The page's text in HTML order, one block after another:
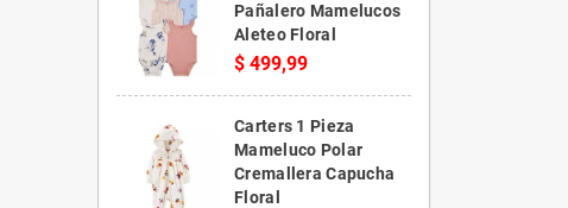
Pañalero Mamelucos
Aleteo Floral
$ 499,99
Carters 1 Pieza
Mameluco Polar
Cremallera Capucha
Floral